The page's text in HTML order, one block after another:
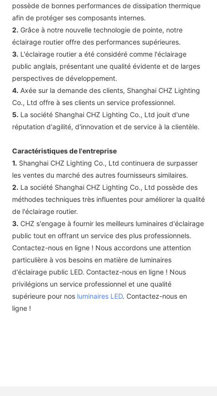
possède de bonnes performances de dissipation thermique
afin de protéger ses composants internes.
2. Grâce à notre nouvelle technologie de pointe, notre
éclairage routier offre des performances supérieures.
3. L'éclairage routier a été considéré comme l'éclairage
public anglais, présentant une qualité évidente et de larges
perspectives de développement.
4. Axée sur la demande des clients, Shanghai CHZ Lighting
Co., Ltd offre à ses clients un service professionnel.
5. La société Shanghai CHZ Lighting Co., Ltd jouit d'une
réputation d'agilité, d'innovation et de service à la clientèle.
Caractéristiques de l'entreprise
1. Shanghai CHZ Lighting Co., Ltd continuera de surpasser
les ventes du marché des autres fournisseurs similaires.
2. La société Shanghai CHZ Lighting Co., Ltd possède des
méthodes techniques très influentes pour améliorer la qualité
de l'éclairage routier.
3. CHZ s'engage à fournir les meilleurs luminaires d'éclairage
public tout en offrant un service des plus professionnels.
Contactez-nous en ligne ! Nous accordons une attention
particulière à vos besoins en matière de luminaires
d'éclairage public LED. Contactez-nous en ligne ! Nous
privilégions un service professionnel et une qualité
supérieure pour nos luminaires LED. Contactez-nous en
ligne !